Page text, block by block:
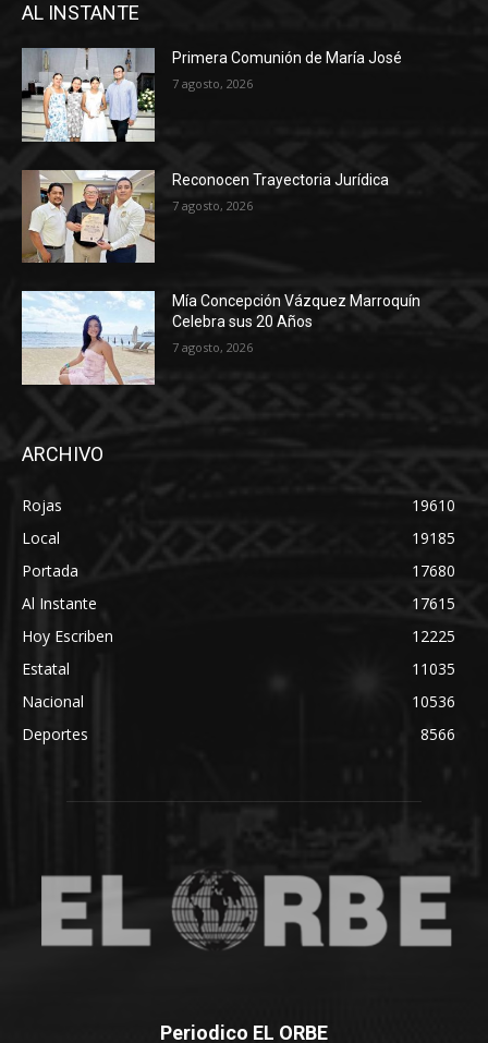
AL INSTANTE
Primera Comunión de María José
7 agosto, 2026
Reconocen Trayectoria Jurídica
7 agosto, 2026
Mía Concepción Vázquez Marroquín
Celebra sus 20 Años
7 agosto, 2026
ARCHIVO
Rojas
19610
Local
19185
Portada
17680
Al Instante
17615
Hoy Escriben
12225
Estatal
11035
Nacional
10536
Deportes
8566
Periodico EL ORBE